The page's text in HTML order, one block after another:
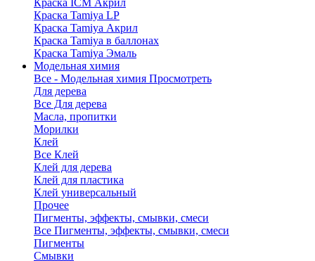
Краска ICM Акрил
Краска Tamiya LP
Краска Tamiya Акрил
Краска Tamiya в баллонах
Краска Tamiya Эмаль
Модельная химия
Все - Модельная химия Просмотреть
Для дерева
Все Для дерева
Масла, пропитки
Морилки
Клей
Все Клей
Клей для дерева
Клей для пластика
Клей универсальный
Прочее
Пигменты, эффекты, смывки, смеси
Все Пигменты, эффекты, смывки, смеси
Пигменты
Смывки